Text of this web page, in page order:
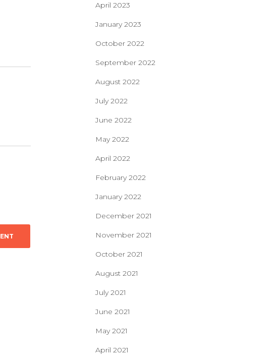
April 2023
January 2023
October 2022
September 2022
August 2022
July 2022
June 2022
May 2022
April 2022
February 2022
January 2022
December 2021
November 2021
October 2021
August 2021
July 2021
June 2021
May 2021
April 2021